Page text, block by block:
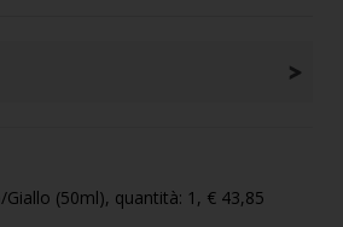
Giallo (50ml), quantità: 1, € 43,85